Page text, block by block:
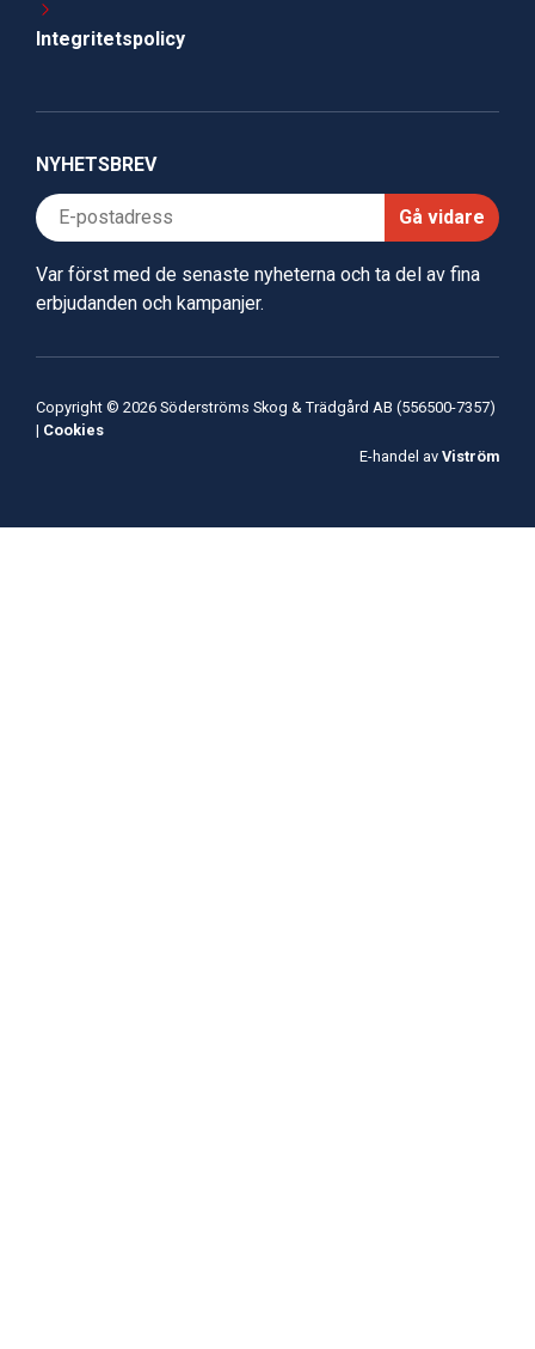
Integritetspolicy
NYHETSBREV
Gå vidare
Var först med de senaste nyheterna och ta del av fina
erbjudanden och kampanjer.
Copyright © 2026 Söderströms Skog & Trädgård AB (556500-7357)
| Cookies
E-handel av Viström